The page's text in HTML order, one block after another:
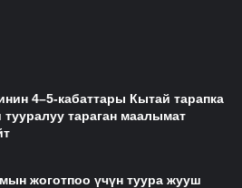
4–5-кабаттары Кытай тарапка
тууралуу тараган маалымат
жоготпоо үчүн туура жууш